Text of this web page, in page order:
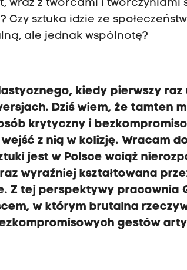
wraz z twórcami i twórczyniami
sztuka idzie ze
ale jednak wspólnotę?
kiedy pierwszy raz
Dziś wiem, że tamten
krytyczny i
z nią w kolizję. Wracam
jest w Polsce wciąż
wyraźniej kształtowana
Z tej perspektywy pracownia
w którym brutalna
gestów